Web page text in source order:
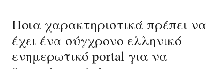
Ποια χαρακτηριστικά πρέπει να
έχει ένα σύγχρονο ελληνικό
ενημερωτικό portal για να